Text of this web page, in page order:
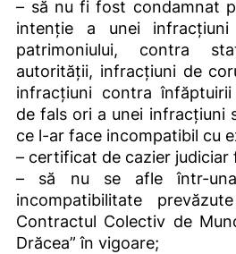
– să nu fi fost condamnat
intenție a unei infracțiuni
patrimoniului, contra
autorității, infracțiuni de
infracțiuni contra
de fals ori a unei infracțiuni
ce l-ar face incompatibil cu
– certificat de cazier judiciar
– să nu se afle într-
incompatibilitate
Contractul Colectiv de
Drăcea” în vigoare;